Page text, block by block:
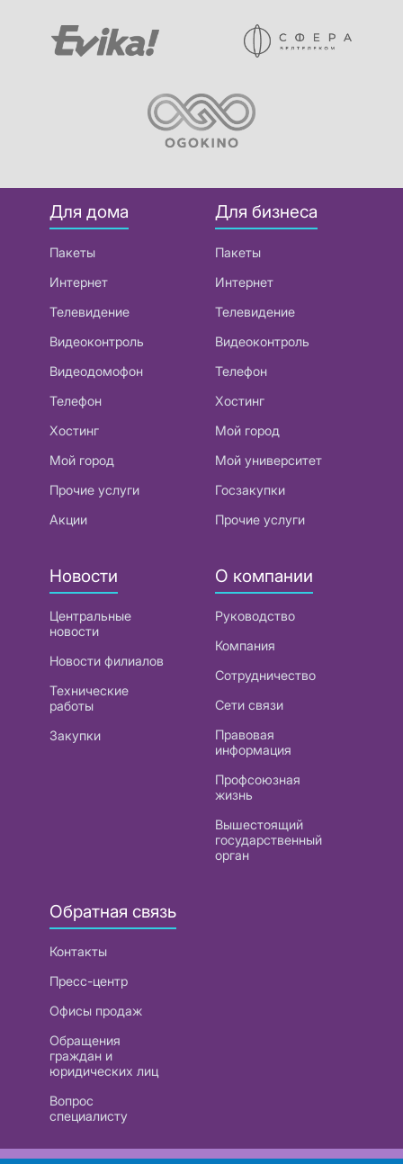
Для дома
Пакеты
Интернет
Телевидение
Видеоконтроль
Видеодомофон
Телефон
Хостинг
Мой город
Прочие услуги
Акции
Для бизнеса
Пакеты
Интернет
Телевидение
Видеоконтроль
Телефон
Хостинг
Мой город
Мой университет
Госзакупки
Прочие услуги
Новости
Центральные
новости
Новости филиалов
Технические
работы
Закупки
О компании
Руководство
Компания
Сотрудничество
Сети связи
Правовая
информация
Профсоюзная
жизнь
Вышестоящий
государственный
орган
Обратная связь
Контакты
Пресс-центр
Офисы продаж
Обращения
граждан и
юридических лиц
Вопрос
специалисту